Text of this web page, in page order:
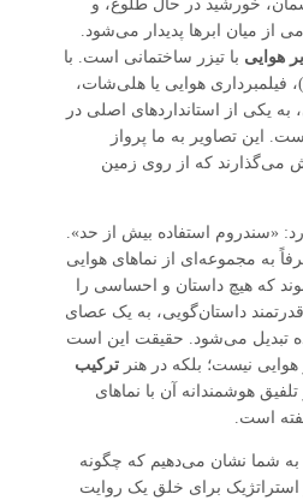
خورشید در حال طلوع، و
از میان ابرها پدیدار می‌شود.
هوایی با تیزر ساختمانی است. با
)، فیلمبرداری هوایی یا هلی‌شات،
به یکی از استانداردهای اصلی در
این تصاویر به ما پرواز
می‌گذارند که از روی زمین
«سندروم استفاده بیش از حد».
به مجموعه‌ای از نماهای هوایی
که هیچ داستان و احساسی را
قدرتمند داستان‌گویی، به یک عصای
تبدیل می‌شود. حقیقت این است
نیست؛ بلکه در هنر ترکیب
تلفیق هوشمندانه آن با نماهای
است.
به شما نشان می‌دهیم که چگونه
استراتژیک برای خلق یک روایت